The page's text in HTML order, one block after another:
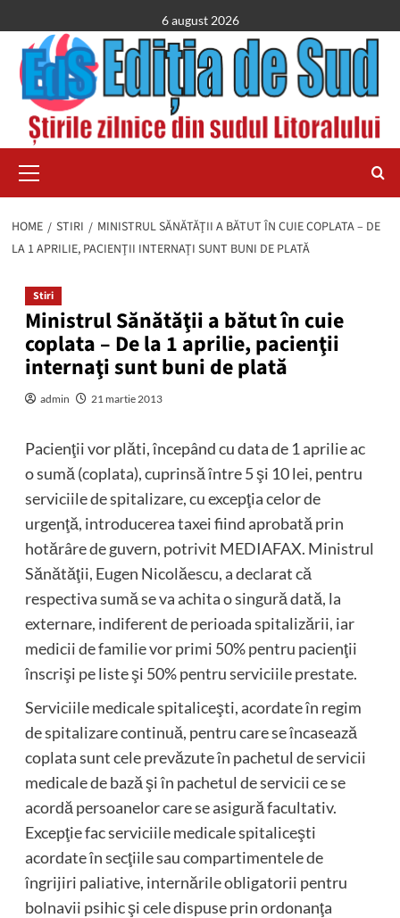
to
content
6 august 2026
Menu
HOME STIRI
MINISTRUL SĂNĂTĂŢII A BĂTUT ÎN CUIE COPLATA – DE
LA 1 APRILIE, PACIENŢII INTERNAŢI SUNT BUNI DE PLATĂ
Stiri
Ministrul Sănătăţii a bătut în cuie
coplata – De la 1 aprilie, pacienţii
internaţi sunt buni de plată
admin 21 martie 2013
Pacienţii vor plăti, începând cu data de 1 aprilie ac
o sumă (coplata), cuprinsă între 5 şi 10 lei, pentru
serviciile de spitalizare, cu excepţia celor de
urgenţă, introducerea taxei fiind aprobată prin
hotărâre de guvern, potrivit MEDIAFAX. Ministrul
Sănătăţii, Eugen Nicolăescu, a declarat că
respectiva sumă se va achita o singură dată, la
externare, indiferent de perioada spitalizării, iar
medicii de familie vor primi 50% pentru pacienţii
înscrişi pe liste şi 50% pentru serviciile prestate.
Serviciile medicale spitaliceşti, acordate în regim
de spitalizare continuă, pentru care se încasează
coplata sunt cele prevăzute în pachetul de servicii
medicale de bază şi în pachetul de servicii ce se
acordă persoanelor care se asigură facultativ.
Excepţie fac serviciile medicale spitaliceşti
acordate în secţiile sau compartimentele de
îngrijiri paliative, internările obligatorii pentru
bolnavii psihic şi cele dispuse prin ordonanţa